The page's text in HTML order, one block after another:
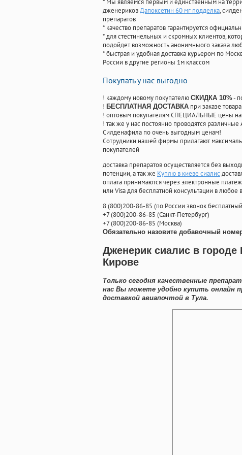
* Мы являемся первым и единственным на
дженериковДапоксетин 60 мг подделка,
препаратов
* качество препаратов гарантируется
* для стестинельных и скромных клиентов,
подойдет возможность анонимныого заказа
* быстрая и удобная доставка курьером по
России в другие регионы 1м классом
Покупать у нас выгодно
! каждому новому покупателю СКИДКА 10%-
! БЕСПЛАТНАЯ ДОСТАВКА при заказе
! оптовым покупателям СПЕЦИАЛЬНЫЕ цены на
! так же у нас постоянно проводятся
Силденафила по очень выгодным ценам!
Cотрудники нашей фирмы прилагают
покупателей
доставка препаратов осуществляется без
потенции, а так же Куплю в киеве сиалис
оплата принимаются через электронные
или Visa для бесплатной консультации в любое
8(800)200-86-85 (по России звонок
+7(800)200-86-85 (Санкт-Петербург)
+7(800)200-86-85 (Москва)
Обязательно назовите добавочный
Дженерик сиалис в городе
Кирове
Только сегодня качественные
нас Вы можете удобно купить онлайн
доставкой авиапочтой в Тула.